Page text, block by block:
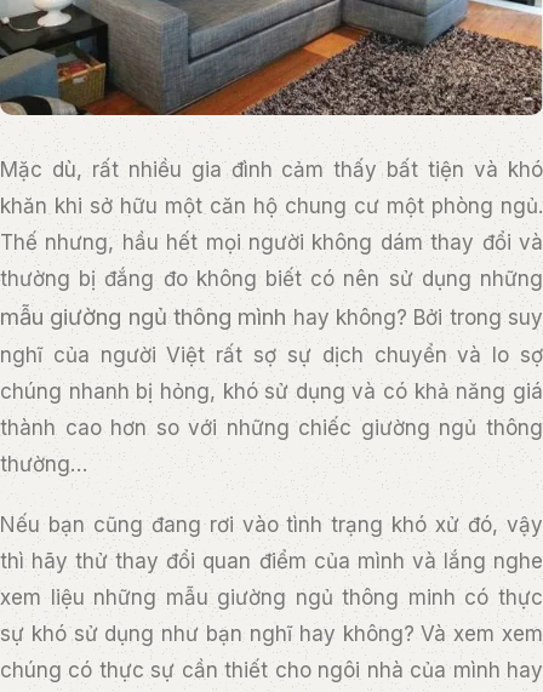
Mặc dù, rất nhiều gia đình cảm thấy bất tiện và khó
khăn khi sở hữu một căn hộ chung cư một phòng ngủ.
Thế nhưng, hầu hết mọi người không dám thay đổi và
thường bị đắng đo không biết có nên sử dụng những
mẫu giường ngủ thông mình hay không? Bởi trong suy
nghĩ của người Việt rất sợ sự dịch chuyển và lo sợ
chúng nhanh bị hỏng, khó sử dụng và có khả năng giá
thành cao hơn so với những chiếc giường ngủ thông
thường…
Nếu bạn cũng đang rơi vào tình trạng khó xử đó, vậy
thì hãy thử thay đổi quan điểm của mình và lắng nghe
xem liệu những mẫu giường ngủ thông minh có thực
sự khó sử dụng như bạn nghĩ hay không? Và xem xem
chúng có thực sự cần thiết cho ngôi nhà của mình hay